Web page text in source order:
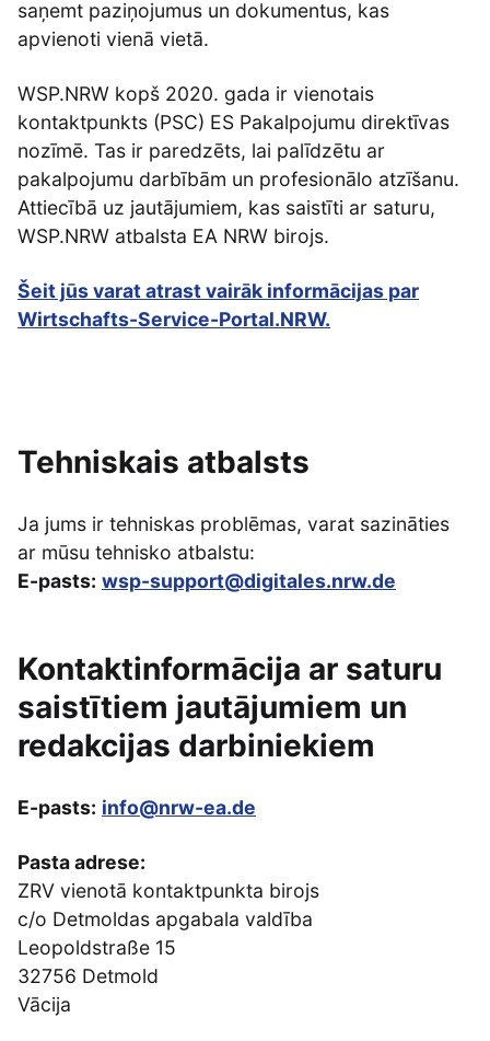
saņemt paziņojumus un dokumentus, kas
apvienoti vienā vietā.
WSP.NRW kopš 2020. gada ir vienotais
kontaktpunkts (PSC) ES Pakalpojumu direktīvas
nozīmē. Tas ir paredzēts, lai palīdzētu ar
pakalpojumu darbībām un profesionālo atzīšanu.
Attiecībā uz jautājumiem, kas saistīti ar saturu,
WSP.NRW atbalsta EA NRW birojs.
Šeit jūs varat atrast vairāk informācijas par
Wirtschafts-Service-Portal.NRW.
Tehniskais atbalsts
Ja jums ir tehniskas problēmas, varat sazināties
ar mūsu tehnisko atbalstu:
E-pasts: wsp-support@digitales.nrw.de
Kontaktinformācija ar saturu
saistītiem jautājumiem un
redakcijas darbiniekiem
E-pasts: info@nrw-ea.de
Pasta adrese:
ZRV vienotā kontaktpunkta birojs
c/o Detmoldas apgabala valdība
Leopoldstraße 15
32756 Detmold
Vācija